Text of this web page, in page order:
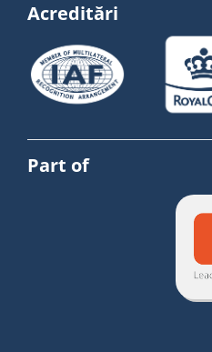
Acreditări
Part of